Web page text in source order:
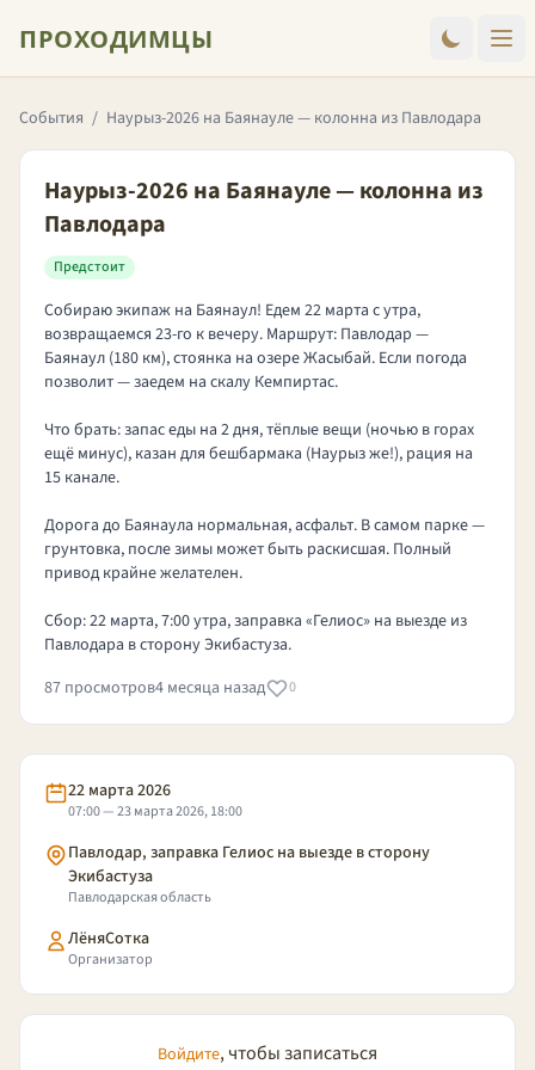
ПРОХОДИМЦЫ
События / Наурыз-2026 на Баянауле — колонна из Павлодара
Наурыз-2026 на Баянауле — колонна из
Павлодара
Предстоит
Собираю экипаж на Баянаул! Едем 22 марта с утра,
возвращаемся 23-го к вечеру. Маршрут: Павлодар —
Баянаул (180 км), стоянка на озере Жасыбай. Если погода
позволит — заедем на скалу Кемпиртас.
Что брать: запас еды на 2 дня, тёплые вещи (ночью в горах
ещё минус), казан для бешбармака (Наурыз же!), рация на
15 канале.
Дорога до Баянаула нормальная, асфальт. В самом парке —
грунтовка, после зимы может быть раскисшая. Полный
привод крайне желателен.
Сбор: 22 марта, 7:00 утра, заправка «Гелиос» на выезде из
Павлодара в сторону Экибастуза.
87 просмотров4 месяца назад 0
22 марта 2026
07:00 — 23 марта 2026, 18:00
Павлодар, заправка Гелиос на выезде в сторону
Экибастуза
Павлодарская область
ЛёняСотка
Организатор
Войдите, чтобы записаться